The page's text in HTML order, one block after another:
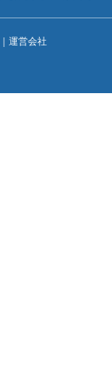
｜ 運営会社